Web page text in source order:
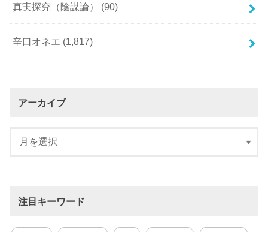
真実探究（陰謀論） (90)
辛口オネエ (1,817)
アーカイブ
注目キーワード